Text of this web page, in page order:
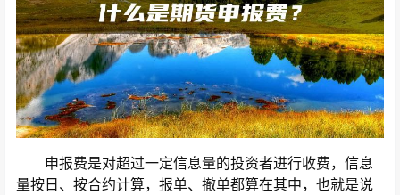
申报费是对超过一定信息量的投资者进行收费，信息
量按日、按合约计算，报单、撤单都算在其中，也就是说